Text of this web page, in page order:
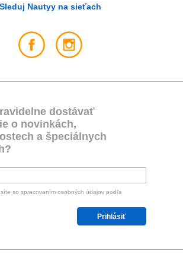
Sleduj Nautyy na sieťach
dostávať
o novinkách,
a špeciálnych
so spracovaním osobných údajov podľa
Prihlásiť